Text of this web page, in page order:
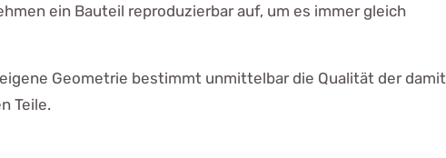
ein Bauteil reproduzierbar auf, um es immer gleich
Geometrie bestimmt unmittelbar die Qualität der damit
Teile.